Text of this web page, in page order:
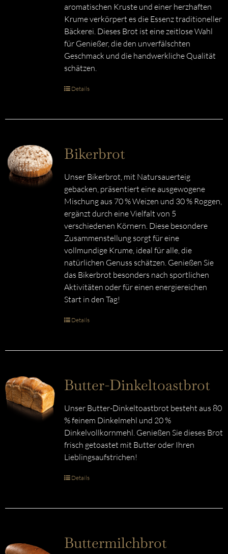
aromatischen Kruste und einer herzhaften
Krume verkörpert es die Essenz traditioneller
Bäckerei. Dieses Brot ist eine zeitlose Wahl
für Genießer, die den unverfälschten
Geschmack und die handwerkliche Qualität
schätzen.
Details
Bikerbrot
Unser Bikerbrot, mit Natursauerteig
gebacken, präsentiert eine ausgewogene
Mischung aus 70 % Weizen und 30 % Roggen,
ergänzt durch eine Vielfalt von 5
verschiedenen Körnern. Diese besondere
Zusammenstellung sorgt für eine
vollmundige Krume, ideal für alle, die
natürlichen Genuss schätzen. Genießen Sie
das Bikerbrot besonders nach sportlichen
Aktivitäten oder für einen energiereichen
Start in den Tag!
Details
Butter-Dinkeltoastbrot
Unser Butter-Dinkeltoastbrot besteht aus 80
% feinem Dinkelmehl und 20 %
Dinkelvollkornmehl. Genießen Sie dieses Brot
frisch getoastet mit Butter oder Ihren
Lieblingsaufstrichen!
Details
Buttermilchbrot